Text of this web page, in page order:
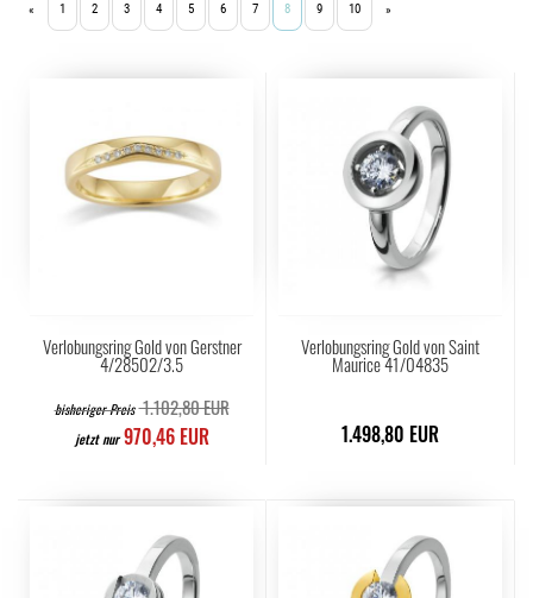
« 1 2 3 4 5 6 7 8 9 10 »
Verlobungsring Gold von Gerstner
4/28502/3.5
bisheriger Preis 1.102,80 EUR
jetzt nur 970,46 EUR
Verlobungsring Gold von Saint
Maurice 41/04835
1.498,80 EUR